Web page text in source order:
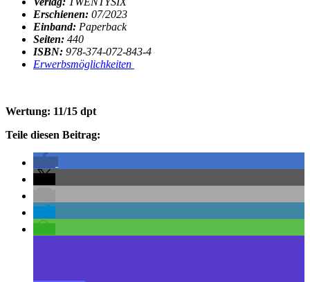
Erschienen: 07/2023
Einband: Paperback
Seiten: 440
ISBN: 978-374-072-843-4
Erwerbsmöglichkeiten
Wertung: 11/15 dpt
Teile diesen Beitrag: